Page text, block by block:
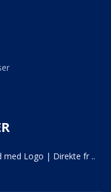
med Logo | Direkte fr ..